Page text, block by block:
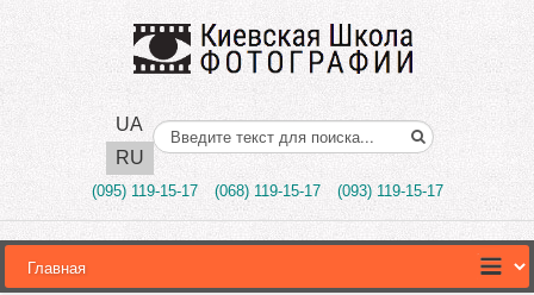
UA
RU
Поиск..
(095) 119-15-17 (068) 119-15-17 (093) 119-15-17